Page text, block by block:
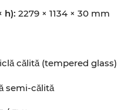
h): 2279 × 1134 × 30 mm
călită (tempered glass)
semi-călită